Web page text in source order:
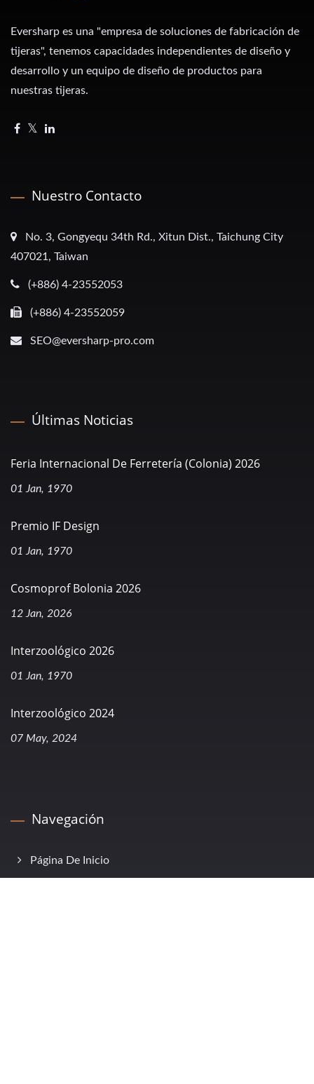
Eversharp es una "empresa de soluciones de fabricación de
tijeras", tenemos capacidades independientes de diseño y
desarrollo y un equipo de diseño de productos para
nuestras tijeras.
Nuestro Contacto
No. 3, Gongyequ 34th Rd., Xitun Dist., Taichung City
407021, Taiwan
(+886) 4-23552053
(+886) 4-23552059
SEO@eversharp-pro.com
Últimas Noticias
Feria Internacional De Ferretería (Colonia) 2026
01 Jan, 1970
Premio IF Design
01 Jan, 1970
Cosmoprof Bolonia 2026
12 Jan, 2026
Interzoológico 2026
01 Jan, 1970
Interzoológico 2024
07 May, 2024
Navegación
Página De Inicio